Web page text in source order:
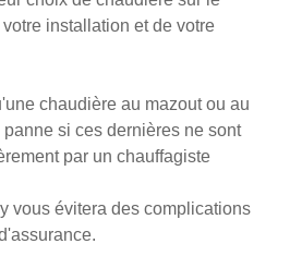
installation et de votre
chaudière au mazout ou au
si ces dernières ne sont
par un chauffagiste
vous évitera des complications